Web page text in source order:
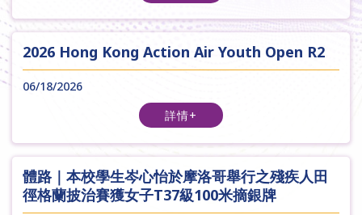
2026 Hong Kong Action Air Youth Open R2
06/18/2026
詳情+
體路｜本校學生岑心怡於摩洛哥舉行之殘疾人田
徑格蘭披治賽獲女子T37級100米摘銀牌